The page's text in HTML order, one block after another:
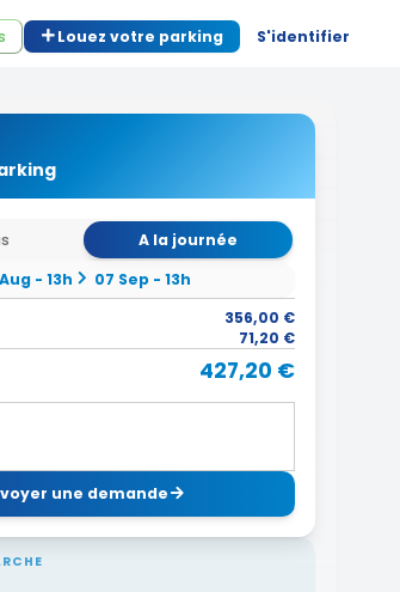
Louez votre parking S'identifier
A la journée
- 13h
07 Sep - 13h
356,00 €
71,20 €
427,20 €
une demande